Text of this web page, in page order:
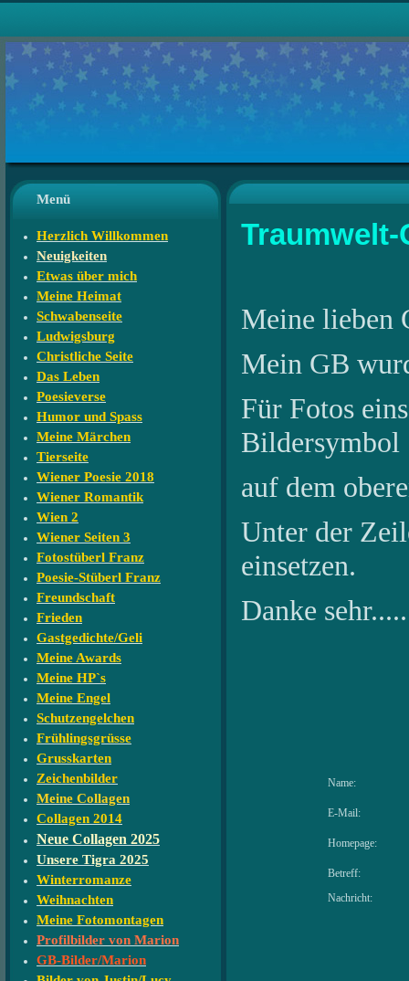
Menü
Herzlich Willkommen
Neuigkeiten
Etwas über mich
Meine Heimat
Schwabenseite
Ludwigsburg
Christliche Seite
Das Leben
Poesieverse
Humor und Spass
Meine Märchen
Tierseite
Wiener Poesie 2018
Wiener Romantik
Wien 2
Wiener Seiten 3
Fotostüberl Franz
Poesie-Stüberl Franz
Freundschaft
Frieden
Gastgedichte/Geli
Meine Awards
Meine HP`s
Meine Engel
Schutzengelchen
Frühlingsgrüsse
Grusskarten
Zeichenbilder
Meine Collagen
Collagen 2014
Neue Collagen 2025
Unsere Tigra 2025
Winterromanze
Weihnachten
Meine Fotomontagen
Profilbilder von Marion
GB-Bilder/Marion
Meine lieben
Mein GB
Für Fotos
Bildersymbol
auf dem
Unter der
einsetzen.
Danke
Name:
E-Mail:
Homepage:
Betreff:
Nachricht: